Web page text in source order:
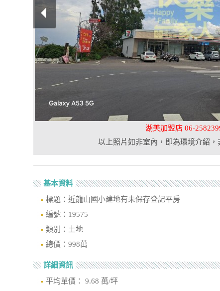
湖美加盟店 06-
以上照片如非室內，即為環境介紹，
基本資料
標題：近龍山國小建地有未保存登記平房
編號：19575
類別：土地
總價：998萬
詳細資訊
平均單價： 9.68 萬/坪